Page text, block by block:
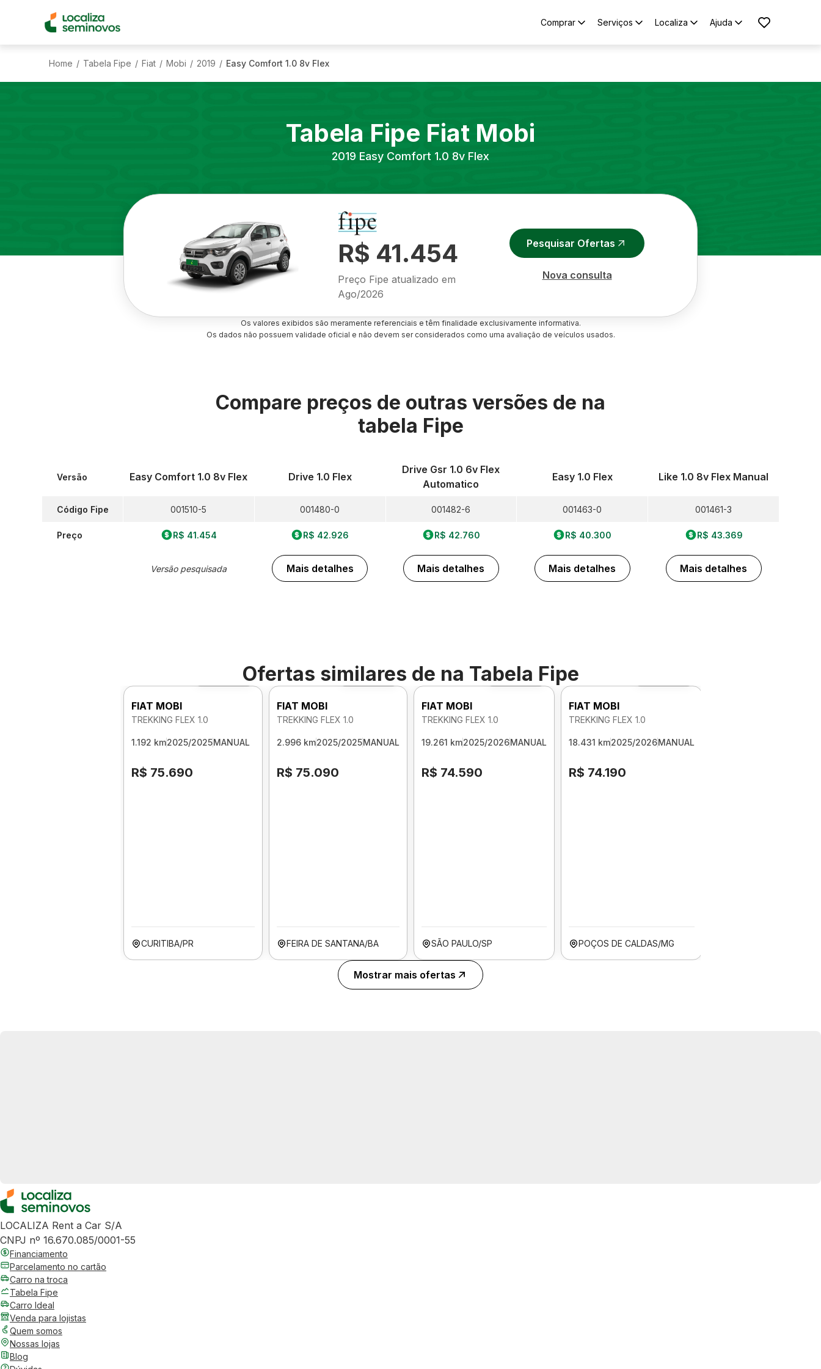
Comprar Serviços Localiza Ajuda
Home / Tabela Fipe / Fiat / Mobi / 2019 / Easy Comfort 1.0 8v Flex
Tabela Fipe Fiat Mobi
2019 Easy Comfort 1.0 8v Flex
R$ 41.454
Preço Fipe atualizado em
Ago/2026
Pesquisar Ofertas
Nova consulta
Os valores exibidos são meramente referenciais e têm finalidade exclusivamente informativa.
Os dados não possuem validade oficial e não devem ser considerados como uma avaliação de veículos usados.
Compare preços de outras versões de na
tabela Fipe
Versão
Código Fipe
Preço
Easy Comfort 1.0 8v Flex
001510-5
R$ 41.454
Versão pesquisada
Drive 1.0 Flex
001480-0
R$ 42.926
Mais detalhes
Drive Gsr 1.0 6v Flex
Automatico
001482-6
R$ 42.760
Mais detalhes
Easy 1.0 Flex
001463-0
R$ 40.300
Mais detalhes
Like 1.0 8v Flex Manual
001461-3
R$ 43.369
Mais detalhes
Ofertas similares de na Tabela Fipe
Foto 360º
FIAT MOBI
TREKKING FLEX 1.0
1.192 km2025/2025MANUAL
R$ 75.690
CURITIBA/PR
Foto 360º
FIAT MOBI
TREKKING FLEX 1.0
2.996 km2025/2025MANUAL
R$ 75.090
FEIRA DE SANTANA/BA
Foto 360º
FIAT MOBI
TREKKING FLEX 1.0
19.261 km2025/2026MANUAL
R$ 74.590
SÃO PAULO/SP
FIAT MOBI
TREKKING FLEX 1.0
18.431 km2025/2026MANUAL
R$ 74.190
POÇOS DE CALDAS/MG
Mostrar mais ofertas
LOCALIZA Rent a Car S/A
CNPJ nº 16.670.085/0001-55
Financiamento
Parcelamento no cartão
Carro na troca
Tabela Fipe
Carro Ideal
Venda para lojistas
Quem somos
Nossas lojas
Blog